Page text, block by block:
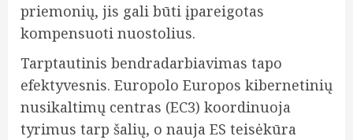
priemonių, jis gali būti įpareigotas
kompensuoti nuostolius.
Tarptautinis bendradarbiavimas tapo
efektyvesnis. Europolo Europos kibernetinių
nusikaltimų centras (EC3) koordinuoja
tyrimus tarp šalių, o nauja ES teisėkūra